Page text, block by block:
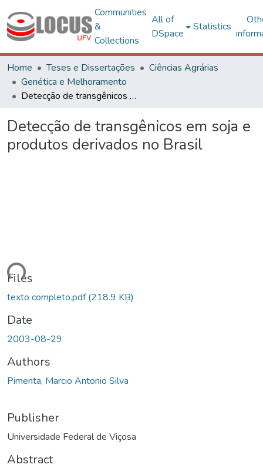
Communities
&
Collections
All of
DSpace
Statistics
Home Teses e Dissertações
Ciências Agrárias
Genética e Melhoramento
Detecção de transgênicos em soja e produtos derivados no Brasil
Detecção de transgênicos em soja e
produtos derivados no Brasil
Files
texto completo.pdf(218.9 KB)
Date
2003-08-29
Authors
Pimenta, Marcio Antonio Silva
Publisher
Universidade Federal de Viçosa
Abstract